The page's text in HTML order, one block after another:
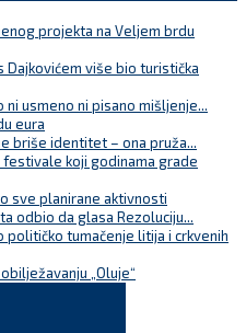
projekta na Veljem brdu
Dajkovićem više bio turistička
ni usmeno ni pisano mišljenje...
eura
briše identitet – ona pruža...
festivale koji godinama grade
sve planirane aktivnosti
odbio da glasa Rezoluciju...
političko tumačenje litija i crkvenih
„Oluje“